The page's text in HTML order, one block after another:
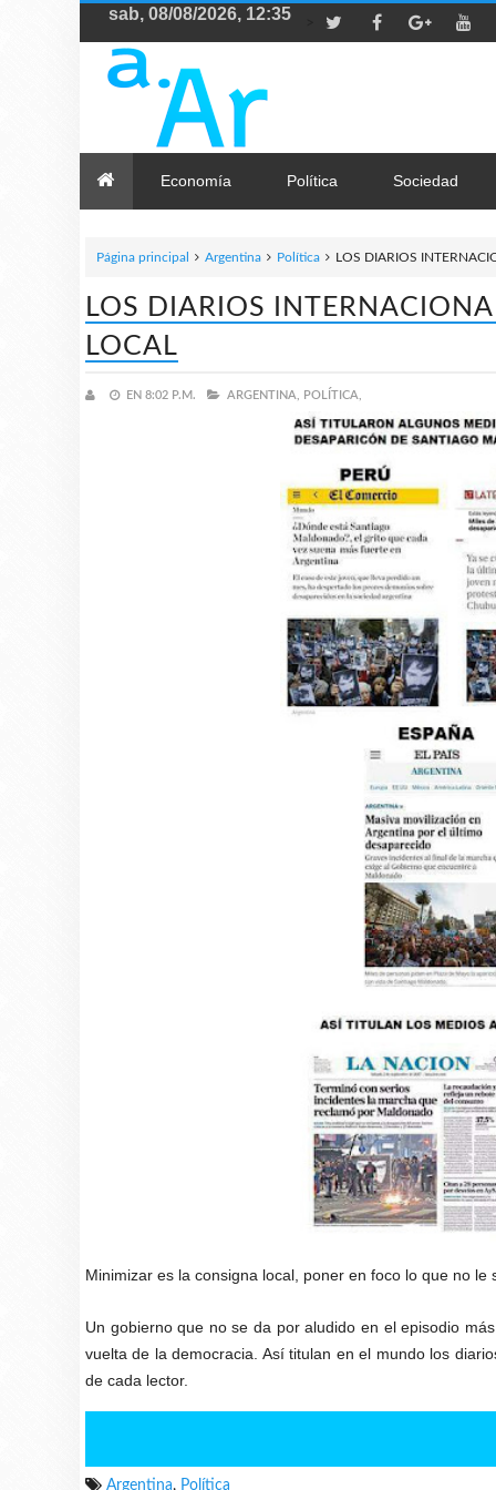
Economía Política Sociedad
Página principal Argentina Política LOS DIARIOS
LOS DIARIOS
LOCAL
EN 8:02 P.M. ARGENTINA, POLÍTICA,
Minimizar es la consigna local, poner en foco lo que no
Un gobierno que no se da por aludido en el episodio
vuelta de la democracia. Así titulan en el mundo los
de cada lector.
Argentina, Política